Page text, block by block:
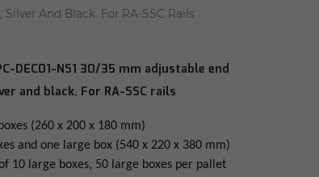
And Black. For RA-SSC Rails
DEC01-NS1 30/35 mm adjustable end
and black. For RA-SSC rails
(260 x 200 x 180 mm)
and one large box (540 x 220 x 380 mm)
10 large boxes, 50 large boxes per pallet